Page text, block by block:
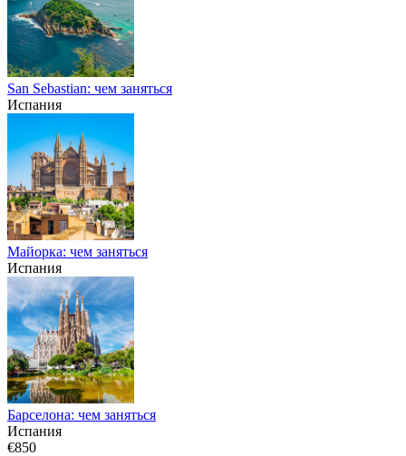
San Sebastian: чем заняться
Испания
Майорка: чем заняться
Испания
Барселона: чем заняться
Испания
€850